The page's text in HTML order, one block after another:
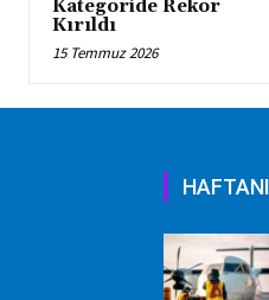
Kategoride Rekor
Kırıldı
15 Temmuz 2026